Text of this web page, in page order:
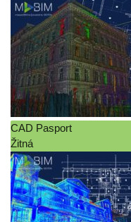
CAD Pasport
Žitná